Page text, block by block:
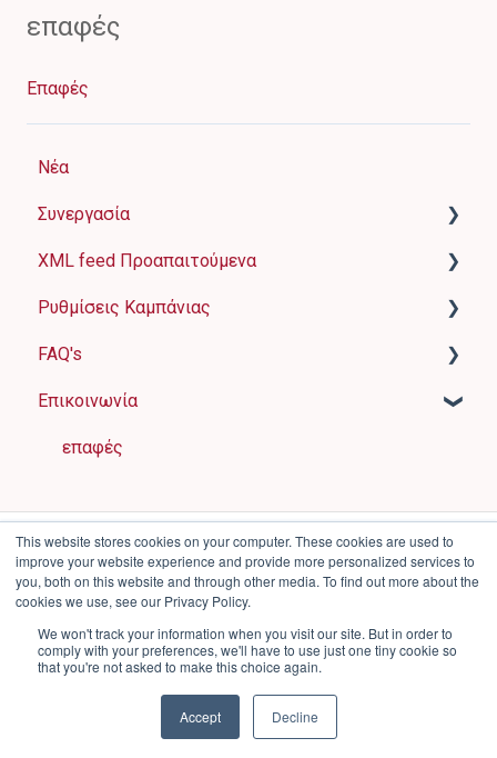
This website stores cookies on your computer. These cookies are used to
improve your website experience and provide more personalized services to
you, both on this website and through other media. To find out more about the
cookies we use, see our Privacy Policy.
We won't track your information when you visit our site. But in order to
comply with your preferences, we'll have to use just one tiny cookie so
that you're not asked to make this choice again.
Accept Decline
επαφές
Επαφές
Νέα
Συνεργασία
Πώς λειτουργεί το FAVI?
Προαπαιτούμενα του καταστήματος
Φόρμα Εγγραφής
Τιμολόγηση
Πληρωμή και τιμολόγηση
XML feed Προαπαιτούμενα
Βασικές πληροφορίες
Έννοιες και απαιτήσεις για μεμονωμένα στοιχεία
Παραδείγματα XML feed
Τα πιο συνηθισμένα λάθη
Ρυθμίσεις Καμπάνιας
Ρυθμίσεις λογαριασμού
Πίνακας καταστήματος
Ρύθμιση αυτόματης βελτιστοποίησης
FAVI Extra & FAVI Pixel
Ποιότητα δεδομένων προϊόντος
Kωδικοί έκπτωσης
FAQ's
Προβολή προϊόντων
Ρυθμίσεις καμπάνιας
Διάφορα
Επικοινωνία
επαφές
Copyright © 2025, FAVI a.s.